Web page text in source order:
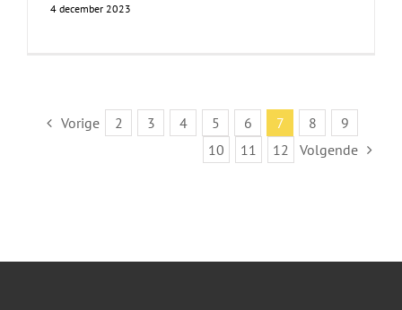
4 december 2023
Vorige 2 3 4 5 6 7 8
9
10
11 12 Volgende